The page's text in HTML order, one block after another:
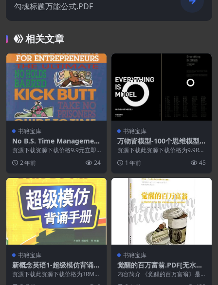
勾魂标题万能公式.PDF
相关文章
书籍宝库
No B.S. Time Managemen
t for Entrepreneurs
资源下载资源下载价格9.9元立即
2 年前 24
书籍宝库
万物皆模型-100个思维模型1.
0.PDF
资源下载此资源下载价格为9.9RM
所有资源永久更...
1 年前 45
书籍宝库
新概念英语1-超级模仿背诵手
册.PDF
资源下载此资源下载价格为3RMB
书籍宝库
觉醒的百万富翁.PDF[无水印
版]
内容简介 《觉醒的百万富翁》是